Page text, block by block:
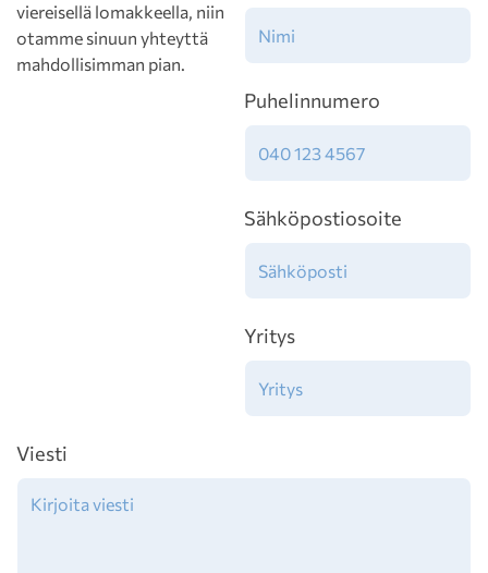
viereisellä lomakkeella, niin
otamme sinuun yhteyttä
mahdollisimman pian.
Puhelinnumero
Sähköpostiosoite
Yritys
Viesti